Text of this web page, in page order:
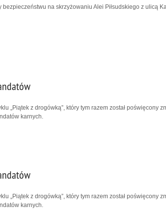
na skrzyżowaniu Alei Piłsudskiego z ulicą
„Piątek z drogówką”, który tym razem został poświęcony
karnych.
„Piątek z drogówką”, który tym razem został poświęcony
karnych.